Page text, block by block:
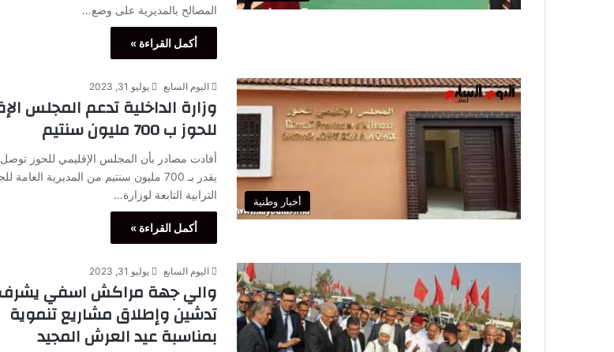
المصالح بالمديرية على وضع…
أكمل القراءة »
أخبار وطنية
اليوم السابع يوليو 31, 2023
وزارة الداخلية تدعم المجلس
للحوز ب 700 مليون سنتيم
أفادت مصادر بأن المجلس الإقليمي للحوز
يقدر بـ 700 مليون سنتيم من المديرية العامة
الترابية التابعة لوزارة…
أكمل القراءة »
اليوم السابع يوليو 31, 2023
والي جهة مراكش اسفي
تدشين وإطلاق مشاريع تنموية
بمناسبة عيد العرش المجيد